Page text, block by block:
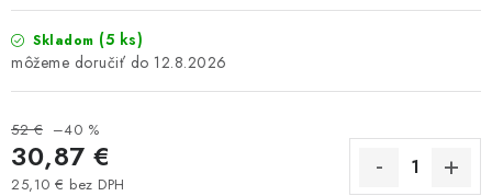
Skladom (5 ks)
12.8.2026
52 € –40 %
30,87 €
25,10 € bez DPH